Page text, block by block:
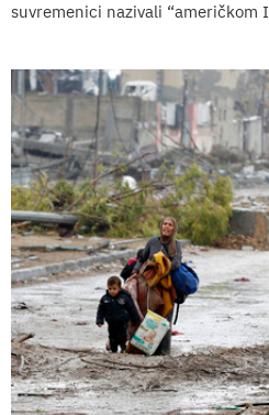
suvremenici nazivali “američkom